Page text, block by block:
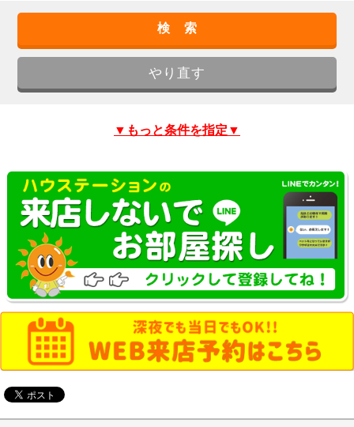
▼もっと条件を指定▼